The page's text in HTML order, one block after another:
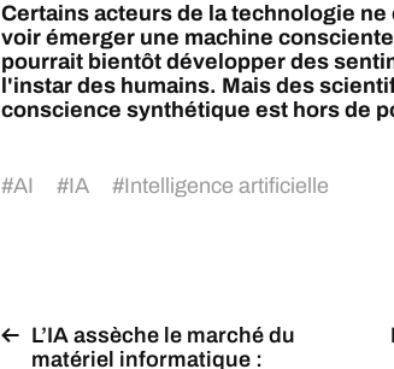
Certains acteurs de la technologie
voir émerger une machine
pourrait bientôt développer des
l'instar des humains. Mais des
conscience synthétique est hors de
#AI #IA #Intelligence artificielle
L’IA assèche le marché du
matériel informatique :